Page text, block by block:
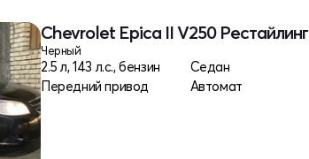
Chevrolet Epica II V250 Рестайлинг
Черный
2.5 л, 143 л.с., бензин
Седан
Передний привод
Автомат